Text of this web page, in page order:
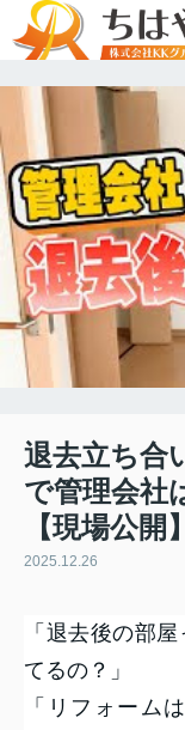
退去立ち合
で管理会社
【現場公開】
2025.12.26
「退去後の部
てるの？」
「リフォーム